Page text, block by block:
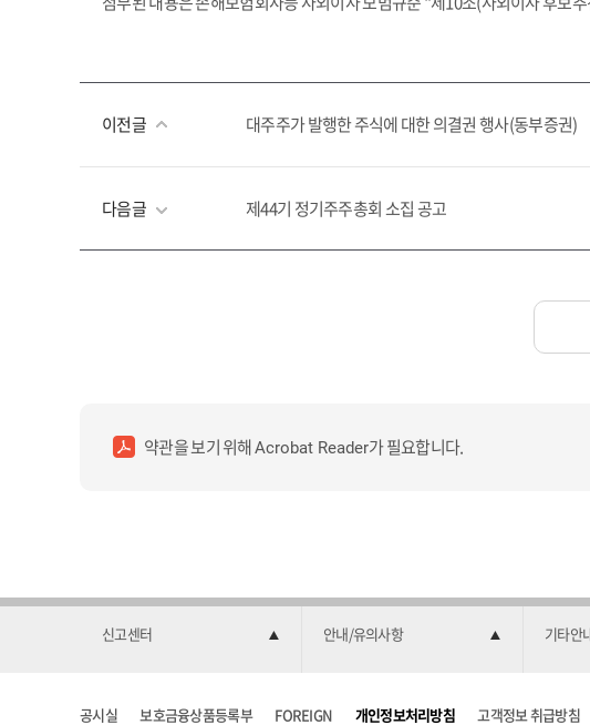
이전글 대주주가 발행한 주식에 대한 의결권 행사(동부증권)
다음글 제44기 정기주주총회 소집 공고
약관을 보기 위해Acrobat Reader가 필요합니다.
신고센터 안내/유의사항 기타안
공시실 보호금융상품등록부 FOREIGN 개인정보처리방침 고객정보 취급방침